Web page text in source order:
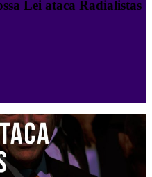
Lei ataca Radialistas